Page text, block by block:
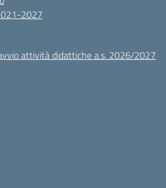
2027
attività didattiche a.s. 2026/2027